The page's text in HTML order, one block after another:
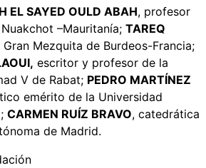
EL SAYED OULD ABAH, profesor
–Mauritanía; TAREQ
Gran Mezquita de Burdeos-Francia;
escritor y profesor de la
V de Rabat; PEDRO MARTÍNEZ
emérito de la Universidad
CARMEN RUÍZ BRAVO, catedrática
de Madrid.